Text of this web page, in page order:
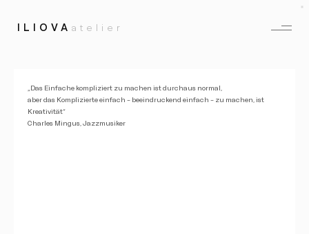
ILIOVA atelier
„Das Einfache kompliziert zu machen ist durchaus normal,
aber das Komplizierte einfach – beeindruckend einfach – zu machen, ist
Kreativität“
Charles Mingus, Jazzmusiker